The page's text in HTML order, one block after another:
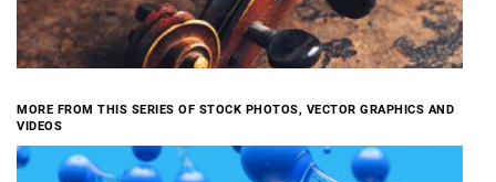
MORE FROM THIS SERIES OF STOCK PHOTOS, VECTOR GRAPHICS AND
VIDEOS